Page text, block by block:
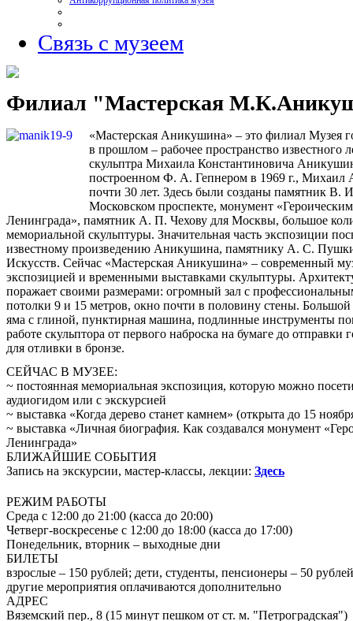
Связь с музеем
Филиал "Мастерская
«Мастерская Аникушина» – это филиал Музея
в прошлом – рабочее пространство известного
скульптра Михаила Константиновича
построенном Ф. А. Гепнером в 1969 г., Михаил
почти 30 лет. Здесь были созданы памятник В.
Московском проспекте, монумент
Ленинграда», памятник А. П. Чехову для Москвы, большое
мемориальной скульптуры. Значительная часть экспозиции
известному произведению Аникушина, памятнику А. С.
Искусств. Сейчас «Мастерская Аникушина» – современный
экспозицией и временными выставками скульптуры.
поражает своими размерами: огромный зал с
потолки 9 и 15 метров, окно почти в половину стены. Большой
яма с глиной, пунктирная машина, подлинные инструменты
работе скульптора от первого наброска на бумаге до отправки
для отливки в бронзе.
СЕЙЧАС В МУЗЕЕ:
~ постоянная мемориальная экспозиция, которую можно
аудиогидом или с экскурсией
~ выставка «Когда дерево станет камнем» (открыта до 15
~ выставка «Личная биография. Как создавался монумент
Ленинграда»
БЛИЖАЙШИЕ СОБЫТИЯ
Запись на экскурсии, мастер-классы, лекции: Здесь
РЕЖИМ РАБОТЫ
Среда с 12:00 до 21:00 (касса до 20:00)
Четверг-воскресенье с 12:00 до 18:00 (касса до 17:00)
Понедельник, вторник – выходные дни
БИЛЕТЫ
взрослые – 150 рублей; дети, студенты, пенсионеры – 50
другие мероприятия оплачиваются дополнительно
АДРЕС
Вяземский пер., 8 (15 минут пешком от ст. м. "Петроградская")